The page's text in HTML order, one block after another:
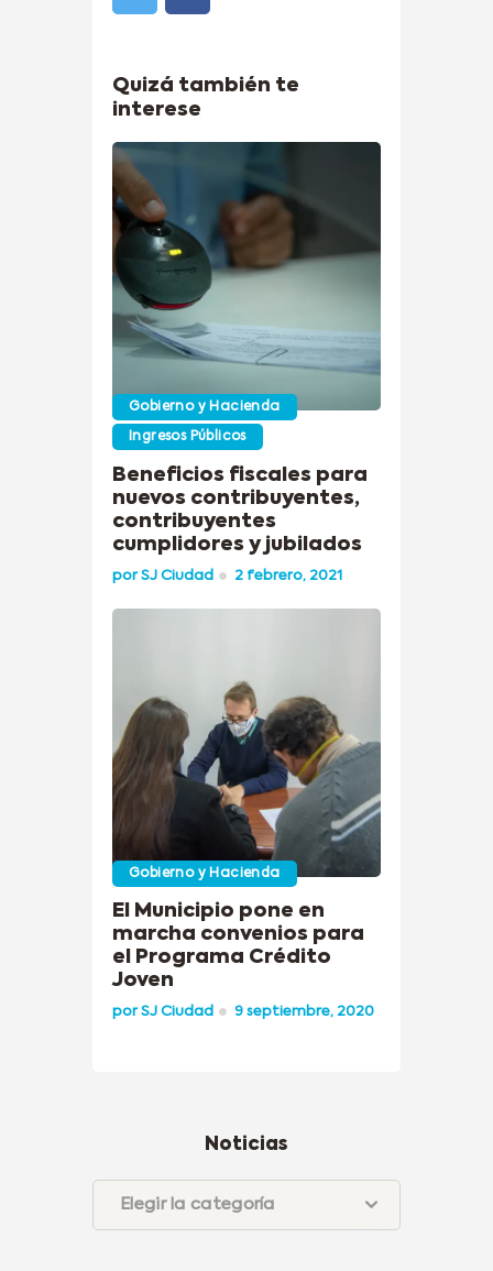
Quizá también te
interese
Gobierno y Hacienda
Ingresos Públicos
Beneficios fiscales para
nuevos contribuyentes,
contribuyentes
cumplidores y jubilados
porSJ Ciudad 2 febrero, 2021
Gobierno y Hacienda
El Municipio pone en
marcha convenios para
el Programa Crédito
Joven
porSJ Ciudad 9 septiembre, 2020
Noticias